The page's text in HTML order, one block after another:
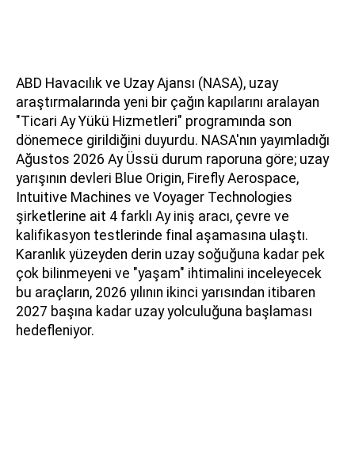
ABD Havacılık ve Uzay Ajansı (NASA), uzay
araştırmalarında yeni bir çağın kapılarını aralayan
"Ticari Ay Yükü Hizmetleri" programında son
dönemece girildiğini duyurdu. NASA'nın yayımladığı
Ağustos 2026 Ay Üssü durum raporuna göre; uzay
yarışının devleri Blue Origin, Firefly Aerospace,
Intuitive Machines ve Voyager Technologies
şirketlerine ait 4 farklı Ay iniş aracı, çevre ve
kalifikasyon testlerinde final aşamasına ulaştı.
Karanlık yüzeyden derin uzay soğuğuna kadar pek
çok bilinmeyeni ve "yaşam" ihtimalini inceleyecek
bu araçların, 2026 yılının ikinci yarısından itibaren
2027 başına kadar uzay yolculuğuna başlaması
hedefleniyor.